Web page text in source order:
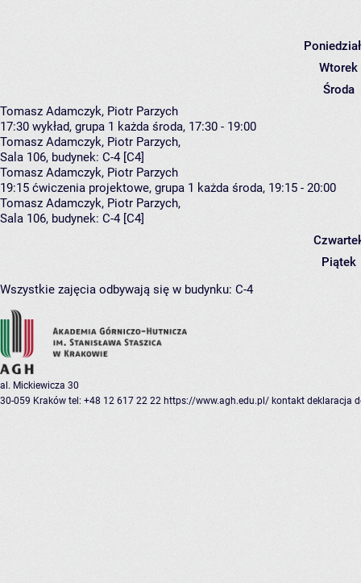
Wtorek
Środa
Tomasz Adamczyk, Piotr Parzych
17:30 wykład, grupa 1 każda środa, 17:30 - 19:00
Tomasz Adamczyk, Piotr Parzych,
Sala 106, budynek: C-4 [C4]
Tomasz Adamczyk, Piotr Parzych
19:15 ćwiczenia projektowe, grupa 1 każda środa, 19:15 - 20:00
Tomasz Adamczyk, Piotr Parzych,
Sala 106, budynek: C-4 [C4]
Piątek
Wszystkie zajęcia odbywają się w budynku: C-4
al. Mickiewicza 30
30-059 Kraków tel: +48 12 617 22 22 https://www.agh.edu.pl/ kontakt deklaracja